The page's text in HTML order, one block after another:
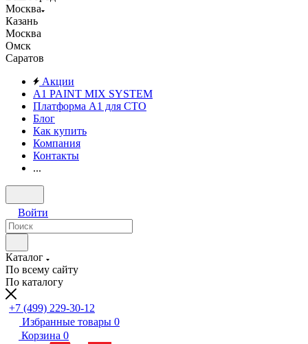
Москва
Казань
Москва
Омск
Саратов
Акции
A1 PAINT MIX SYSTEM
Платформа А1 для СТО
Блог
Как купить
Компания
Контакты
...
Войти
Каталог
По всему сайту
По каталогу
+7 (499) 229-30-12
Избранные товары 0
Корзина 0